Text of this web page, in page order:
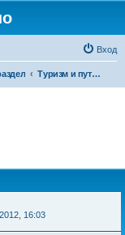
Вход
Туризм и путешествия
16:03